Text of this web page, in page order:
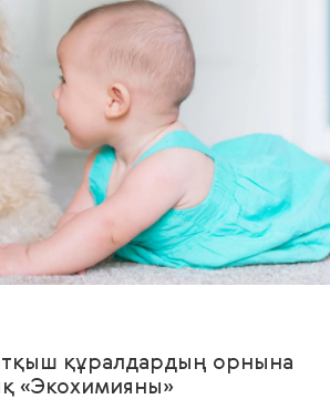
құралдардың орнына
«Экохимияны»